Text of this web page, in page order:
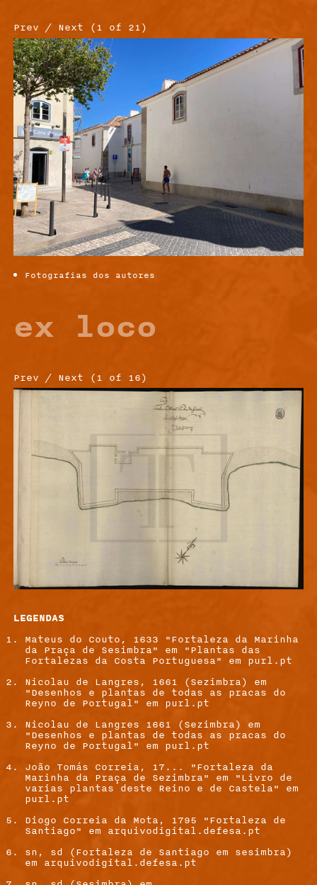
Prev / Next ( 1 of 21)
Fotografias dos autores
ex loco
Prev / Next ( 1 of 16)
LEGENDAS
Mateus do Couto, 1633 "Fortaleza da Marinha
da Praça de Sesimbra" em "Plantas das
Fortalezas da Costa Portuguesa" em purl.pt
Nicolau de Langres, 1661 (Sezimbra) em
"Desenhos e plantas de todas as pracas do
Reyno de Portugal" em purl.pt
Nicolau de Langres 1661 (Sezimbra) em
"Desenhos e plantas de todas as pracas do
Reyno de Portugal" em purl.pt
João Tomás Correia, 17... "Fortaleza da
Marinha da Praça de Sezimbra" em "Livro de
varias plantas deste Reino e de Castela" em
purl.pt
Diogo Correia da Mota, 1795 "Fortaleza de
Santiago" em arquivodigital.defesa.pt
sn, sd (Fortaleza de Santiago em sesimbra)
em arquivodigital.defesa.pt